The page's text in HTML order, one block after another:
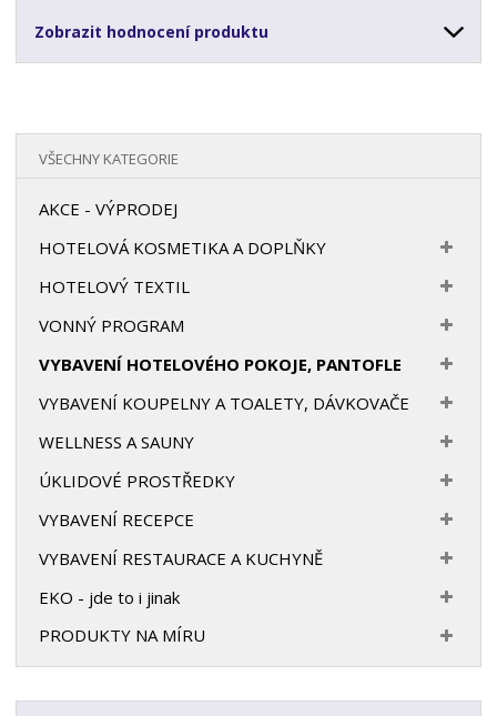
Zobrazit hodnocení produktu
VŠECHNY KATEGORIE
AKCE - VÝPRODEJ
HOTELOVÁ KOSMETIKA A DOPLŇKY
HOTELOVÝ TEXTIL
VONNÝ PROGRAM
VYBAVENÍ HOTELOVÉHO POKOJE, PANTOFLE
VYBAVENÍ KOUPELNY A TOALETY, DÁVKOVAČE
WELLNESS A SAUNY
ÚKLIDOVÉ PROSTŘEDKY
VYBAVENÍ RECEPCE
VYBAVENÍ RESTAURACE A KUCHYNĚ
EKO - jde to i jinak
PRODUKTY NA MÍRU